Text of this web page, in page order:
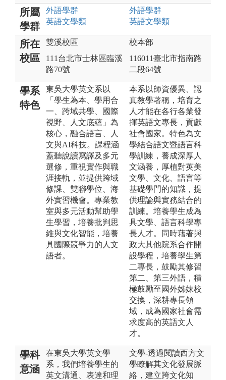
所屬
學群
外語學群
英語文學類
外語學群
英語文學類
所在
校區
雙溪校區
111台北市士林區臨溪
路70號
校本部
116011臺北市指南路
二段64號
學系
特色
東吳大學英文系以
「學生為本、學用合
一、跨域共學、國際
視野、人文底蘊」為
核心，融合語言、人
文與AI科技。課程涵
蓋聽說讀寫譯及多元
選修，重視實作與職
涯接軌，並提供跨域
修課、雙聯學位、海
外實習機會。專業教
室與多元活動幫助學
生學習，培養批判思
維與文化智能，培養
具國際競爭力的人文
語者。
本系以師資優異、認
真教學著稱，培育之
人才能在各行各業發
揮英語文專長，貢獻
社會國家。特色為文
學結合語文暨語言科
學訓練，養成深厚人
文涵養，厚植對英美
文學、文化、語言等
基礎學門的知識，提
供理論與實務結合的
訓練。培養學生成為
具文學、語言科學專
長人才。同時藉著與
政大其他院系合作開
設學程，培養學生第
二專長，鼓勵其修習
第二、第三外語，積
極鼓勵至國外姊妹校
交換，深耕專長領
域，成為國家社會需
求度高的英語文人
才。
學科
意涵
在東吳大學英文學
系，我們培養學生的
英文溝通、表達和理
文學-透過閱讀西方文
學瞭解其文化發展脈
絡，建立跨文化知